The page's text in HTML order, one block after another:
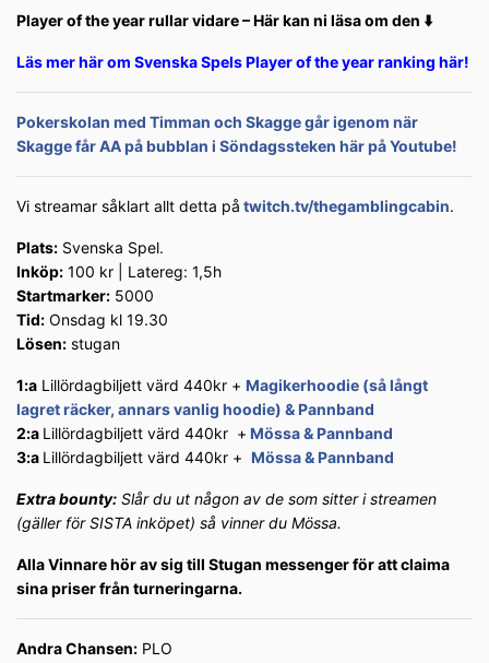
Player of the year rullar vidare – Här kan ni läsa om den ⬇️
Läs mer här om Svenska Spels Player of the year ranking här!
Pokerskolan med Timman och Skagge går igenom när
Skagge får AA på bubblan i Söndagssteken här på Youtube!
Vi streamar såklart allt detta på twitch.tv/thegamblingcabin.
Plats: Svenska Spel.
Inköp: 100 kr | Latereg: 1,5h
Startmarker: 5000
Tid: Onsdag kl 19.30
Lösen: stugan
1:a Lillördagbiljett värd 440kr + Magikerhoodie (så långt
lagret räcker, annars vanlig hoodie) & Pannband
2:a Lillördagbiljett värd 440kr + Mössa & Pannband
3:a Lillördagbiljett värd 440kr + Mössa & Pannband
Extra bounty: Slår du ut någon av de som sitter i streamen
(gäller för SISTA inköpet) så vinner du Mössa.
Alla Vinnare hör av sig till Stugan messenger för att claima
sina priser från turneringarna.
Andra Chansen: PLO